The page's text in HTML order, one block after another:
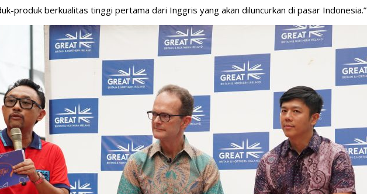
produk berkualitas tinggi pertama dari Inggris yang akan diluncurkan di pasar Indonesia.”